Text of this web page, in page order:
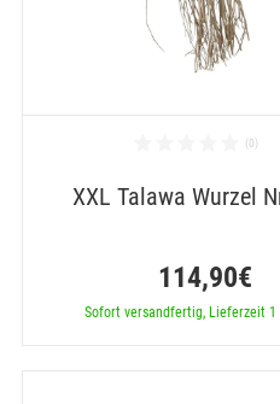
XXL Talawa Wurzel
114,90€
Sofort versandfertig, Lieferzeit 1